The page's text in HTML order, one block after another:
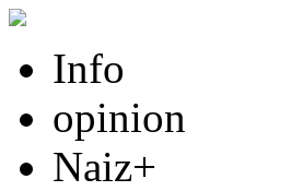
Info
opinion
Naiz+